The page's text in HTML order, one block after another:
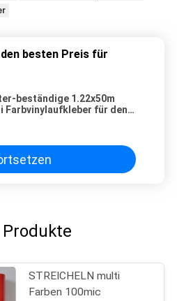
besten Preis für
beständige 1.22x50m
Farbvinylaufkleber für den
Produkte
STREICHELN multi
Farben 100mic